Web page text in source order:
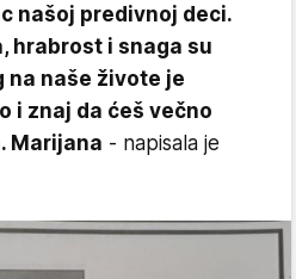
našoj predivnoj deci.
hrabrost i snaga su
naše živote je
i znaj da ćeš večno
Marijana - napisala je